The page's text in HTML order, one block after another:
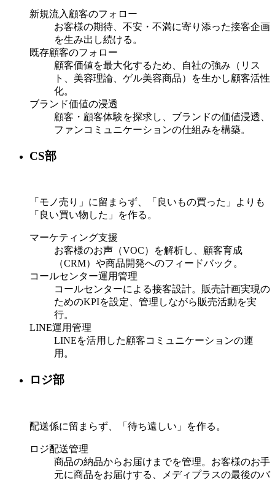
新規流入顧客のフォロー
お客様の期待、不安・不満に寄り添った接客企画
を生み出し続ける。
既存顧客のフォロー
顧客価値を最大化するため、自社の強み（リス
ト、美容理論、ゲル美容商品）を生かし顧客活性
化。
ブランド価値の浸透
顧客・顧客体験を探求し、ブランドの価値浸透、
ファンコミュニケーションの仕組みを構築。
CS部
「モノ売り」に留まらず、「良いもの買った」よりも
「良い買い物した」を作る。
マーケティング支援
お客様のお声（VOC）を解析し、顧客育成
（CRM）や商品開発へのフィードバック。
コールセンター運用管理
コールセンターによる接客設計。販売計画実現の
ためのKPIを設定、管理しながら販売活動を実
行。
LINE運用管理
LINEを活用した顧客コミュニケーションの運
用。
ロジ部
配送係に留まらず、「待ち遠しい」を作る。
ロジ配送管理
商品の納品からお届けまでを管理。お客様のお手
元に商品をお届けする、メディプラスの最後のバ